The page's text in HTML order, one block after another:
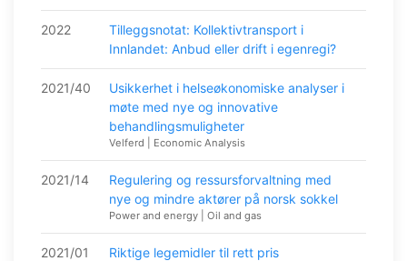
2022
Tilleggsnotat: Kollektivtransport i
Innlandet: Anbud eller drift i egenregi?
2021/40
Usikkerhet i helseøkonomiske analyser i
møte med nye og innovative
behandlingsmuligheter
Velferd | Economic Analysis
2021/14
Regulering og ressursforvaltning med
nye og mindre aktører på norsk sokkel
Power and energy | Oil and gas
2021/01 Riktige legemidler til rett pris